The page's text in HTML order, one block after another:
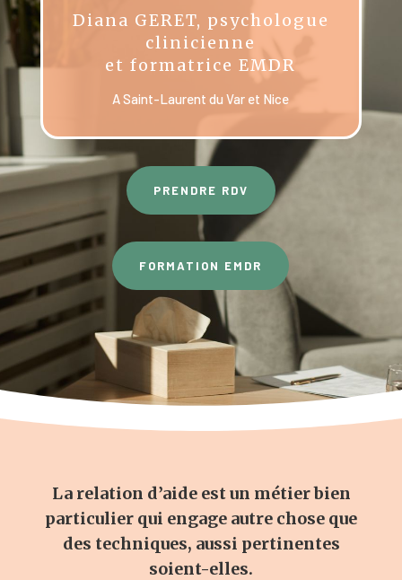
Diana GERET, psychologue
clinicienne
et formatrice EMDR
A Saint-Laurent du Var et Nice
PRENDRE RDV
FORMATION EMDR
La relation d’aide est un métier bien
particulier qui engage autre chose que
des techniques, aussi pertinentes
soient-elles.